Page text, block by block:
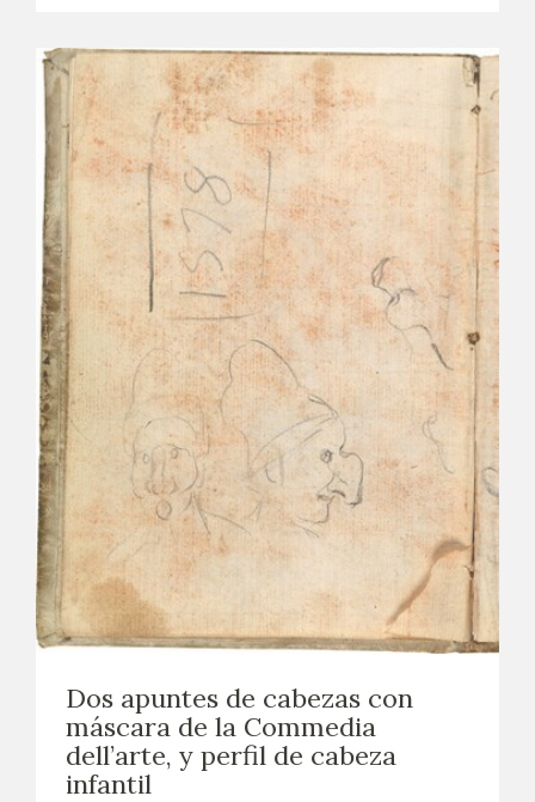
Dos apuntes de cabezas con
máscara de la Commedia
dell’arte, y perfil de cabeza
infantil